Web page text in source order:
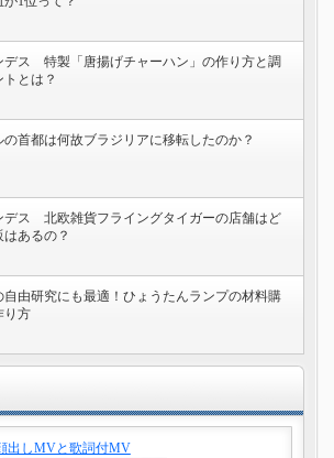
デス 特製「唐揚げチャーハン」の作り方と調
とは？
の首都は何故ブラジリアに移転したのか？
デス 北欧雑貨フライングタイガーの店舗はど
はあるの？
自由研究にも最適！ひょうたんランプの材料購
り方
出しMVと歌詞付MV